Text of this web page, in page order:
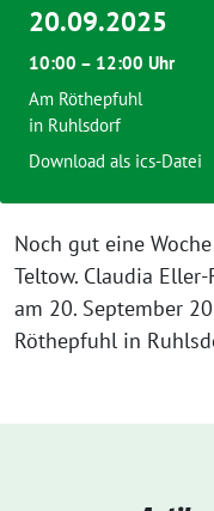
Noch gut eine
Teltow. Claudia
am 20. September
Röthepfuhl in
20.09.2025
10:00 – 12:00 Uhr
Am Röthepfuhl
in Ruhlsdorf
Download als ics-Datei